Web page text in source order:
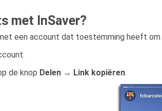
met InSaver?
een account dat toestemming heeft om
de knop Delen → Link kopiëren.